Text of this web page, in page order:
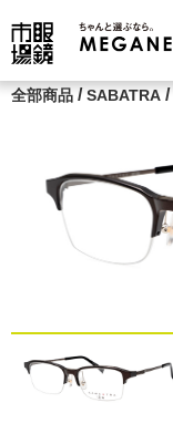
全部商品 /SABATRA /